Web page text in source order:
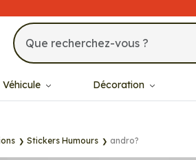
Déco
Véhicule Décoration
Stickers Humours andro?